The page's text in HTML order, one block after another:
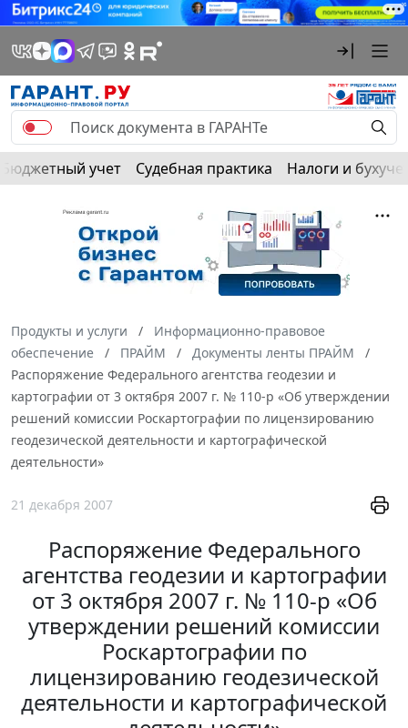
Бюджетный учет Судебная практика Налоги и
Продукты и услуги
Информационно-правовое
обеспечение
ПРАЙМ
Документы ленты ПРАЙМ
Распоряжение Федерального агентства геодезии и
картографии от 3 октября 2007 г. № 110-р «Об утверждении
решений комиссии Роскартографии по лицензированию
геодезической деятельности и картографической
деятельности»
21 декабря 2007
Распоряжение Федерального
агентства геодезии и картографии
от 3 октября 2007 г. № 110-р «Об
утверждении решений комиссии
Роскартографии по
лицензированию геодезической
деятельности и картографической